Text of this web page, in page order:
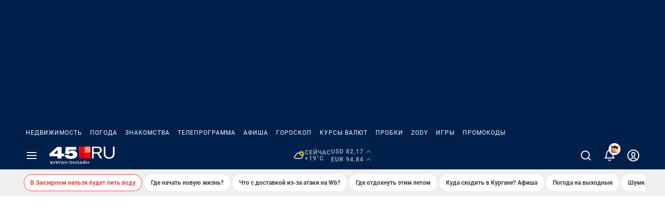
НЕДВИЖИМОСТЬ ПОГОДА ЗНАКОМСТВА ТЕЛЕПРОГРАММА АФИША ГОРОСКОП КУРСЫ ВАЛЮТ ПРОБКИ ZODY ИГРЫ ПРОМОКОДЫ
СЕЙЧАС
+19°C
USD 82,17
EUR 94,84
2
В Заозерном нельзя будет пить воду Где начать новую жизнь? Что с доставкой из-за атаки на Wb? Где отдохнуть этим летом Куда сходить в Кургане? Афиша Погода на выходные Шумков в